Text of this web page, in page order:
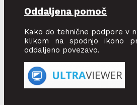
Oddaljena pomoč
Kako do tehnične podpore v
klikom na spodnjo ikono
oddaljeno povezavo.